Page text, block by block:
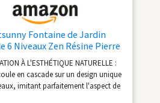
Fontaine de Jardin
6 Niveaux Zen Résine Pierre
Naturelle
À L'ESTHÉTIQUE NATURELLE :
en cascade sur un design unique
imitant parfaitement l'aspect de